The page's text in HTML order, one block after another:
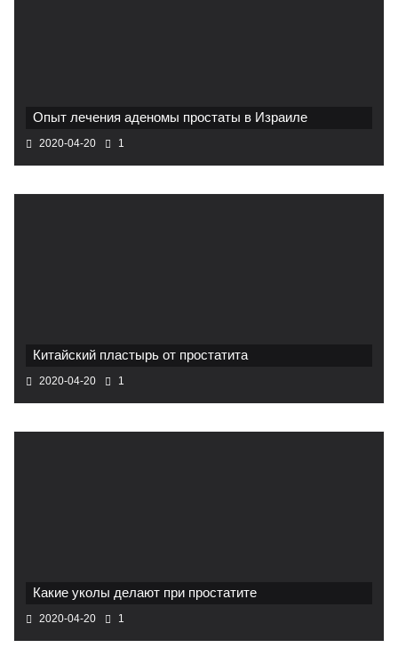
Опыт лечения аденомы простаты в Израиле
2020-04-20 1
Китайский пластырь от простатита
2020-04-20 1
Какие уколы делают при простатите
2020-04-20 1